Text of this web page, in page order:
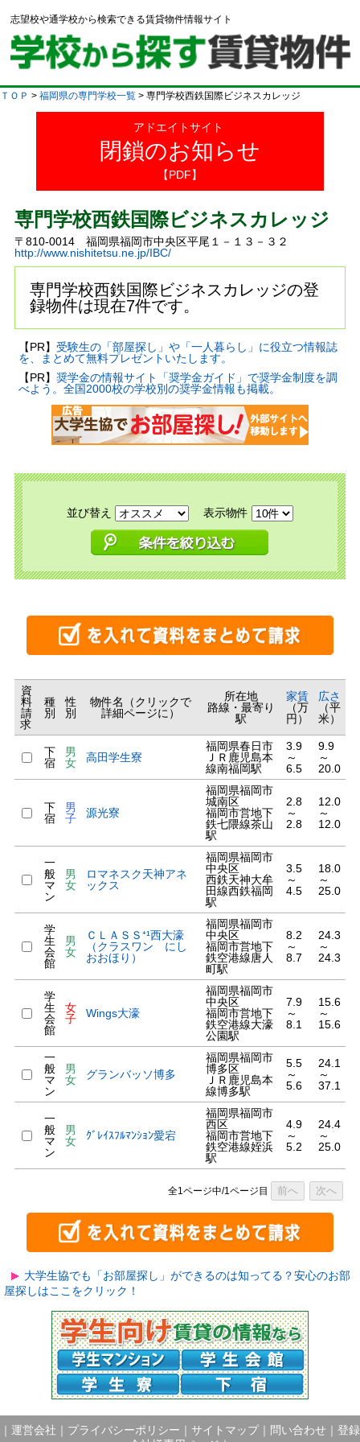
志望校や通学校から検索できる賃貸物件情報サイト
ＴＯＰ > 福岡県の専門学校一覧 > 専門学校西鉄国際ビジネスカレッジ
アドエイトサイト
閉鎖のお知らせ
【PDF】
専門学校西鉄国際ビジネスカレッジ
〒810-0014 福岡県福岡市中央区平尾１－１３－３２
http://www.nishitetsu.ne.jp/IBC/
専門学校西鉄国際ビジネスカレッジの登
録物件は現在7件です。
【PR】 受験生の「部屋探し」や「一人暮らし」に役立つ情報誌
を、まとめて無料プレゼントいたします。
【PR】 奨学金の情報サイト「奨学金ガイド」で奨学金制度を調
べよう。全国2000校の学校別の奨学金情報も掲載。
並び替え 表示物件
資
料
請
求
種
別
性
別
物件名（クリックで
詳細ページに）
所在地
路線・最寄り
駅
家賃
（万
円）
広さ
（平
米）
下
宿
男
女
高田学生寮
福岡県春日市
ＪＲ鹿児島本
線南福岡駅
3.9
～
6.5
9.9
～
20.0
下
宿
男
子
源光寮
福岡県福岡市
城南区
福岡市営地下
鉄七隈線茶山
駅
2.8
～
2.8
12.0
～
12.0
一
般
マ
ン
男
女
ロマネスク天神アネ
ックス
福岡県福岡市
中央区
西鉄天神大牟
田線西鉄福岡
駅
3.5
～
4.5
18.0
～
25.0
学
生
会
館
男
女
ＣＬＡＳＳ⁺¹西大濠
（クラスワン にし
おおほり）
福岡県福岡市
中央区
福岡市営地下
鉄空港線唐人
町駅
8.2
～
8.7
24.3
～
24.3
学
生
会
館
女
子
Wings大濠
福岡県福岡市
中央区
福岡市営地下
鉄空港線大濠
公園駅
7.9
～
8.1
15.6
～
15.6
一
般
マ
ン
男
女
グランバッソ博多
福岡県福岡市
博多区
ＪＲ鹿児島本
線博多駅
5.5
～
5.6
24.1
～
37.1
一
般
マ
ン
男
女
ｸﾞﾚｲｽﾌﾙﾏﾝｼｮﾝ愛宕
福岡県福岡市
西区
福岡市営地下
鉄空港線姪浜
駅
4.9
～
5.2
24.4
～
25.0
全1ページ中/1ページ目 前へ 次へ
大学生協でも「お部屋探し」ができるのは知ってる？安心のお部
屋探しはここをクリック！
運営会社 プライバシーポリシー サイトマップ｜ 問い合わせ
登録